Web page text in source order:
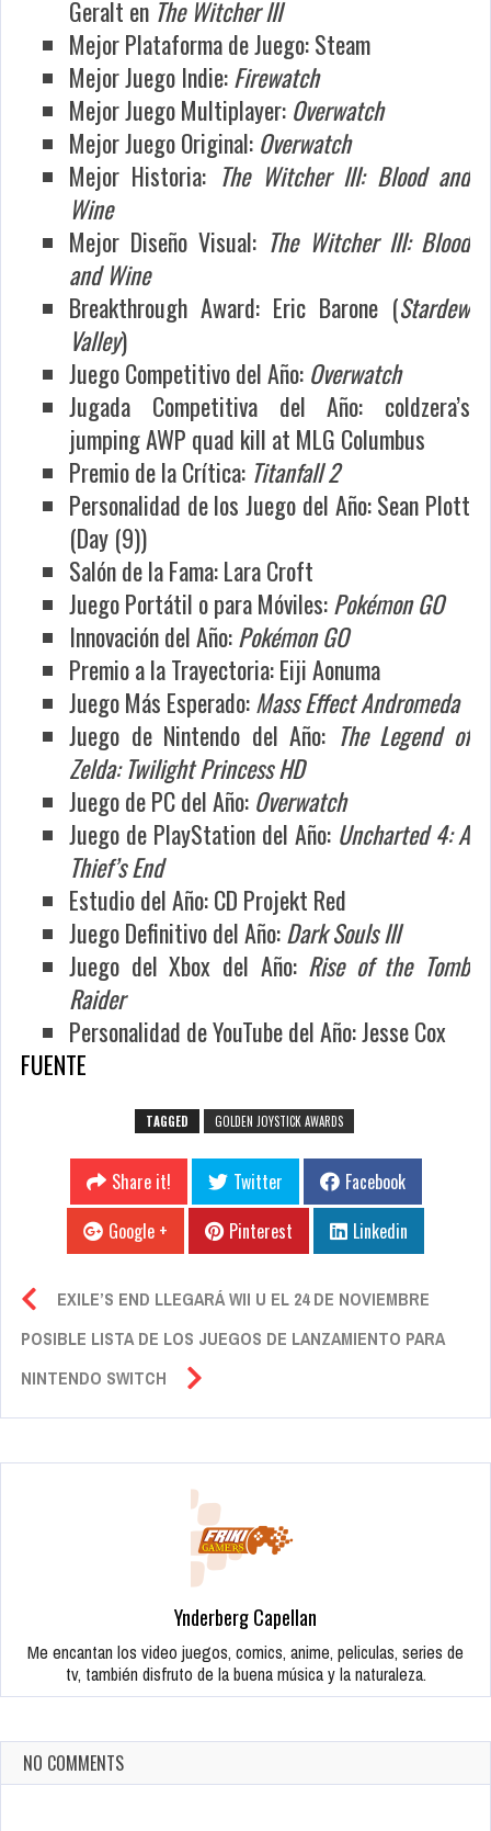
Geralt en The Witcher III
Mejor Plataforma de Juego: Steam
Mejor Juego Indie:Firewatch
Mejor Juego Multiplayer: Overwatch
Mejor Juego Original: Overwatch
Mejor Historia: The Witcher III: Blood and
Wine
Mejor Diseño Visual: The Witcher III: Blood
and Wine
Breakthrough Award: Eric Barone (Stardew
Valley)
Juego Competitivo del Año: Overwatch
Jugada Competitiva del Año: coldzera’s
jumping AWP quad kill at MLG Columbus
Premio de la Crítica: Titanfall 2
Personalidad de los Juego del Año: Sean Plott
(Day (9))
Salón de la Fama: Lara Croft
Juego Portátil o para Móviles:Pokémon GO
Innovación del Año:Pokémon GO
Premio a la Trayectoria: Eiji Aonuma
Juego Más Esperado:Mass Effect Andromeda
Juego de Nintendo del Año: The Legend of
Zelda: Twilight Princess HD
Juego de PC del Año: Overwatch
Juego de PlayStation del Año: Uncharted 4: A
Thief’s End
Estudio del Año: CD Projekt Red
Juego Definitivo del Año:Dark Souls III
Juego del Xbox del Año: Rise of the Tomb
Raider
Personalidad de YouTube del Año: Jesse Cox
FUENTE
TAGGED GOLDEN JOYSTICK AWARDS
Share it! Twitter
Facebook
Google +
Pinterest Linkedin
EXILE’S END LLEGARÁ WII U EL 24 DE NOVIEMBRE
POSIBLE LISTA DE LOS JUEGOS DE LANZAMIENTO PARA
NINTENDO SWITCH
Ynderberg Capellan
Me encantan los video juegos, comics, anime, peliculas, series de
tv, también disfruto de la buena música y la naturaleza.
NO COMMENTS